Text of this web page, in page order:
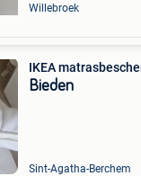
Willebroek
IKEA
Bieden
Sint-Agatha-Berchem